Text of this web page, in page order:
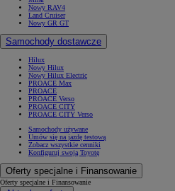
Nowy RAV4
Land Cruiser
Nowy GR GT
Samochody dostawcze
Hilux
Nowy Hilux
Nowy Hilux Electric
PROACE Max
PROACE
PROACE Verso
PROACE CITY
PROACE CITY Verso
Samochody używane
Umów się na jazdę testową
Zobacz wszystkie cenniki
Konfiguruj swoją Toyotę
Oferty specjalne i Finansowanie
Oferty specjalne i Finansowanie